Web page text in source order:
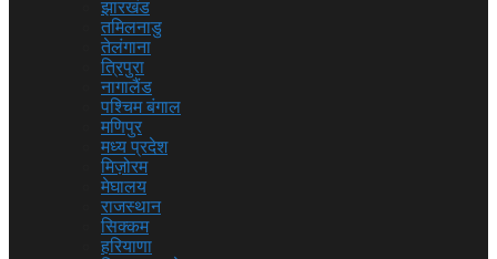
झारखंड
तमिलनाडु
तेलंगाना
त्रिपुरा
नागालैंड
पश्चिम बंगाल
मणिपुर
मध्य प्रदेश
मिज़ोरम
मेघालय
राजस्थान
सिक्कम
हरियाणा